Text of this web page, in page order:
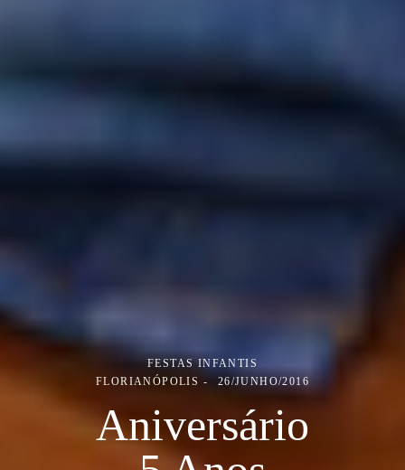
FESTAS INFANTIS
FLORIANÓPOLIS
26/JUNHO/2016
Aniversário